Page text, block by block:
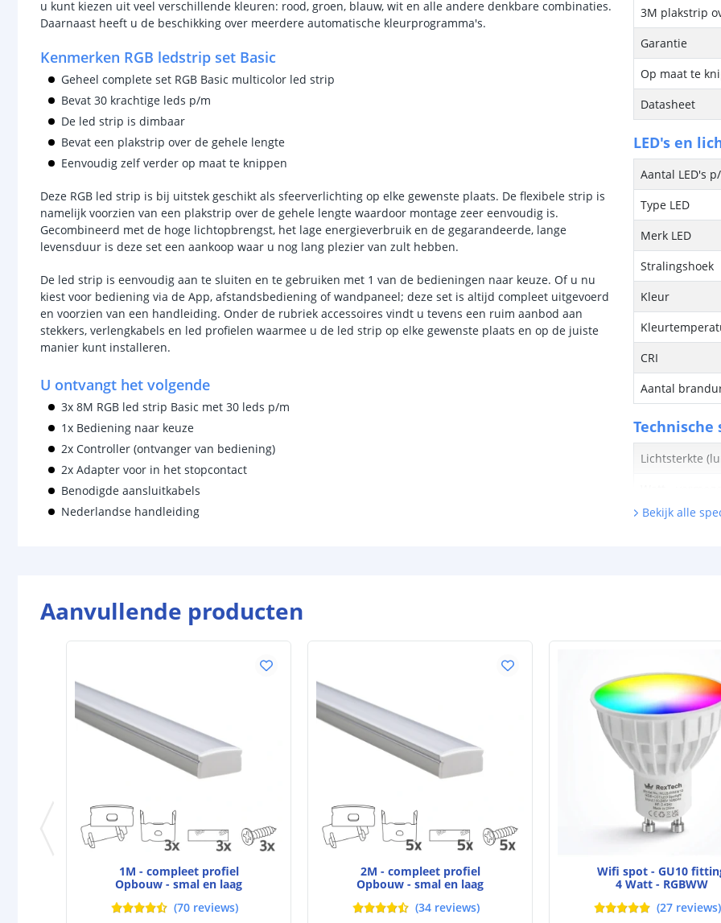
u kunt kiezen uit veel verschillende kleuren: rood, groen, blauw, wit en alle andere denkbare combinaties.
Daarnaast heeft u de beschikking over meerdere automatische kleurprogramma's.
Kenmerken RGB ledstrip set Basic
Geheel complete set RGB Basic multicolor led strip
Bevat 30 krachtige leds p/m
De led strip is dimbaar
Bevat een plakstrip over de gehele lengte
Eenvoudig zelf verder op maat te knippen
Deze RGB led strip is bij uitstek geschikt als sfeerverlichting op elke gewenste plaats. De flexibele strip is
namelijk voorzien van een plakstrip over de gehele lengte waardoor montage zeer eenvoudig is.
Gecombineerd met de hoge lichtopbrengst, het lage energieverbruik en de gegarandeerde, lange
levensduur is deze set een aankoop waar u nog lang plezier van zult hebben.
De led strip is eenvoudig aan te sluiten en te gebruiken met 1 van de bedieningen naar keuze. Of u nu
kiest voor bediening via de App, afstandsbediening of wandpaneel; deze set is altijd compleet uitgevoerd
en voorzien van een handleiding. Onder de rubriek accessoires vindt u tevens een ruim aanbod aan
stekkers, verlengkabels en led profielen waarmee u de led strip op elke gewenste plaats en op de juiste
manier kunt installeren.
U ontvangt het volgende
3x 8M RGB led strip Basic met 30 leds p/m
1x Bediening naar keuze
2x Controller (ontvanger van bediening)
2x Adapter voor in het stopcontact
Benodigde aansluitkabels
Nederlandse handleiding
3M plakstrip
Garantie
Op maat te
Datasheet
LED's en
Aantal LED's
Type LED
Merk LED
Stralingshoek
Kleur
CRI
Aantal
Technische
Lichtsterkte
Lumen per
Materiaal
bescherming
Plakstrip
Breedte led
Dikte led strip
Bekijk alle
Aanvullende producten
1M - compleet profiel
Opbouw - smal en laag
(70 reviews)
2M - compleet profiel
Opbouw - smal en laag
(34 reviews)
Wifi spot - GU10
4 Watt - RGBWW
(27 reviews)